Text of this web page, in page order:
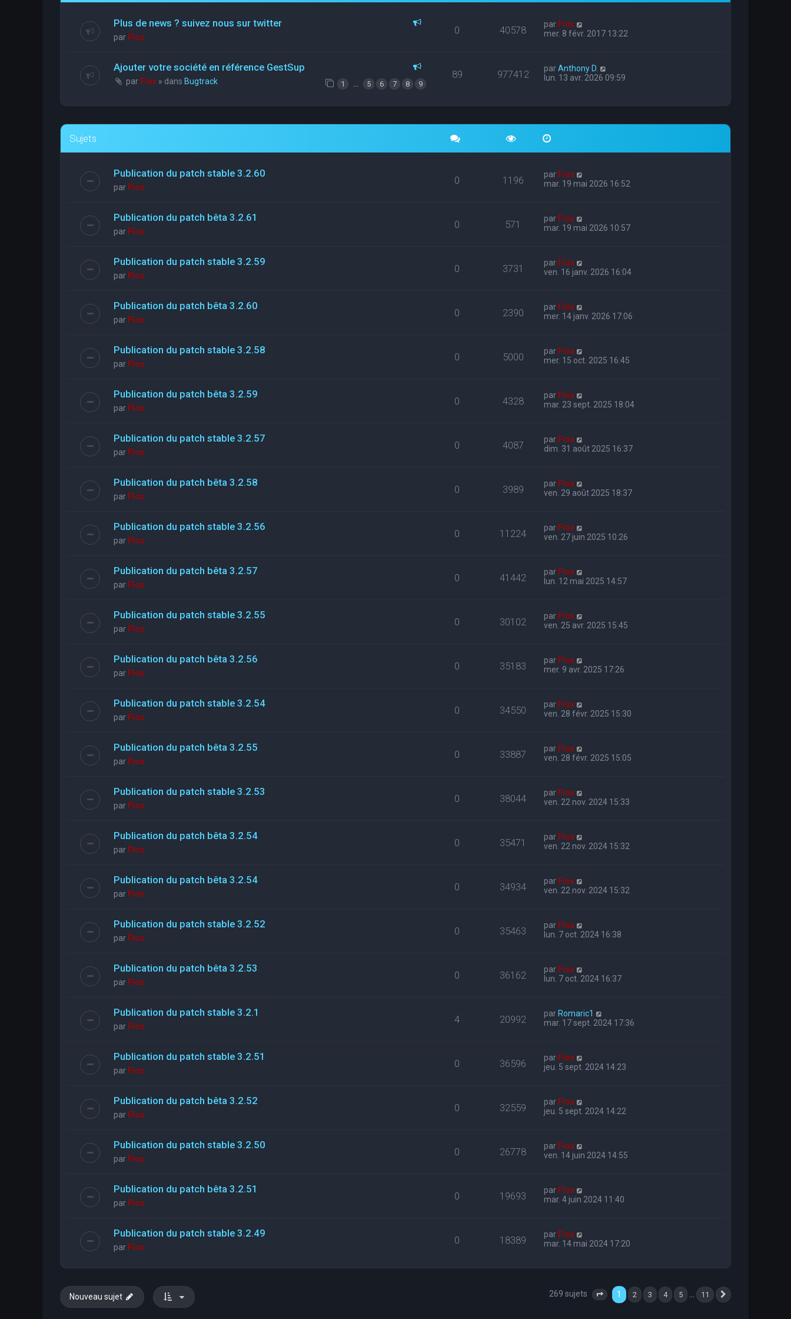
Plus de news ? suivez nous sur twitter
par Flox
0 40578 par Flox
mer. 8 févr. 2017 13:22
Ajouter votre société en référence GestSup
par Flox » dans Bugtrack 1 5 6 7 8 9
89 977412 parAnthony D.
lun. 13 avr. 2026 09:59
Sujets
Publication du patch stable 3.2.60
par Flox
0 1196 par Flox
mar. 19 mai 2026 16:52
Publication du patch bêta 3.2.61
par Flox
0 571 par Flox
mar. 19 mai 2026 10:57
Publication du patch stable 3.2.59
par Flox
0 3731 par Flox
ven. 16 janv. 2026 16:04
Publication du patch bêta 3.2.60
par Flox
0 2390 par Flox
mer. 14 janv. 2026 17:06
Publication du patch stable 3.2.58
par Flox
0 5000 par Flox
mer. 15 oct. 2025 16:45
Publication du patch bêta 3.2.59
par Flox
0 4328 par Flox
mar. 23 sept. 2025 18:04
Publication du patch stable 3.2.57
par Flox
0 4087 par Flox
dim. 31 août 2025 16:37
Publication du patch bêta 3.2.58
par Flox
0 3989 par Flox
ven. 29 août 2025 18:37
Publication du patch stable 3.2.56
par Flox
0 11224 par Flox
ven. 27 juin 2025 10:26
Publication du patch bêta 3.2.57
par Flox
0 41442 par Flox
lun. 12 mai 2025 14:57
Publication du patch stable 3.2.55
par Flox
0 30102 par Flox
ven. 25 avr. 2025 15:45
Publication du patch bêta 3.2.56
par Flox
0 35183 par Flox
mer. 9 avr. 2025 17:26
Publication du patch stable 3.2.54
par Flox
0 34550 par Flox
ven. 28 févr. 2025 15:30
Publication du patch bêta 3.2.55
par Flox
0 33887 par Flox
ven. 28 févr. 2025 15:05
Publication du patch stable 3.2.53
par Flox
0 38044 par Flox
ven. 22 nov. 2024 15:33
Publication du patch bêta 3.2.54
par Flox
0 35471 par Flox
ven. 22 nov. 2024 15:32
Publication du patch bêta 3.2.54
par Flox
0 34934 par Flox
ven. 22 nov. 2024 15:32
Publication du patch stable 3.2.52
par Flox
0 35463 par Flox
lun. 7 oct. 2024 16:38
Publication du patch bêta 3.2.53
par Flox
0 36162 par Flox
lun. 7 oct. 2024 16:37
Publication du patch stable 3.2.1
par Flox
4 20992 par Romaric1
mar. 17 sept. 2024 17:36
Publication du patch stable 3.2.51
par Flox
0 36596 par Flox
jeu. 5 sept. 2024 14:23
Publication du patch bêta 3.2.52
par Flox
0 32559 par Flox
jeu. 5 sept. 2024 14:22
Publication du patch stable 3.2.50
par Flox
0 26778 par Flox
ven. 14 juin 2024 14:55
Publication du patch bêta 3.2.51
par Flox
0 19693 par Flox
mar. 4 juin 2024 11:40
Publication du patch stable 3.2.49
par Flox
0 18389 par Flox
mar. 14 mai 2024 17:20
Nouveau sujet 269 sujets Page 1 sur 11
1 2 3 4 5 11